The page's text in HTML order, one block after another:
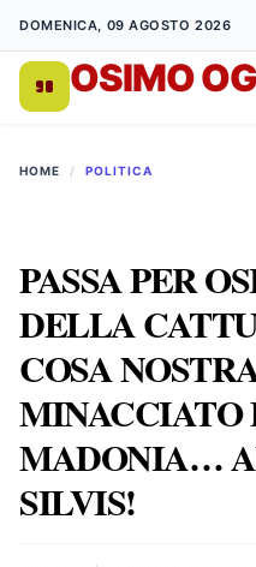
DOMENICA, 09 AGOSTO 2026
OSIMO
HOME / POLITICA
PASSA PER
DELLA
COSA
MINACCIATO
MADONIA…
SILVIS!